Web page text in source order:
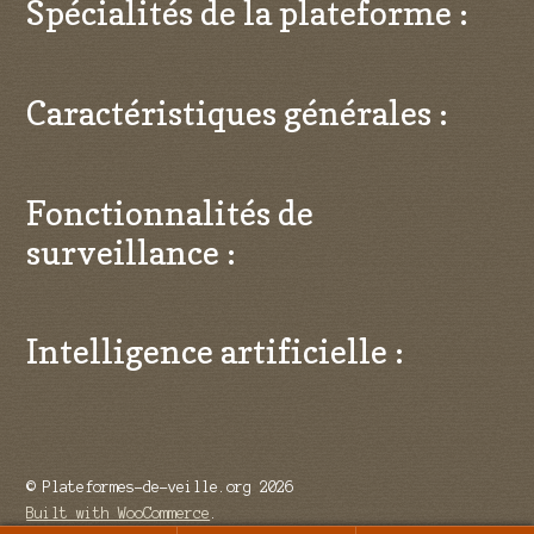
Spécialités de la plateforme :
Caractéristiques générales :
Fonctionnalités de
surveillance :
Intelligence artificielle :
© Plateformes-de-veille.org 2026
Built with WooCommerce